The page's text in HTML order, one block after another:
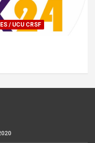
/ UCU CRSF